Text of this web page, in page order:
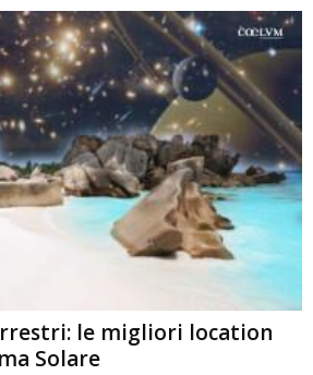
le migliori location
Solare